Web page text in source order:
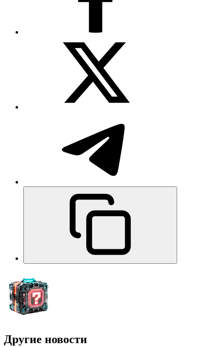
Другие новости